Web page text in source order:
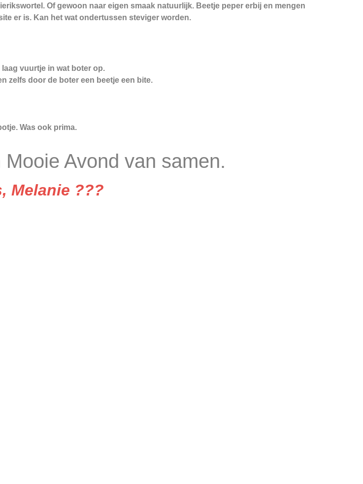
Of gewoon naar eigen smaak natuurlijk. Beetje peper erbij en mengen
er is. Kan het wat ondertussen steviger worden.
vuurtje in wat boter op.
zelfs door de boter een beetje een bite.
Was ook prima.
Avond van samen.
Melanie ??‍?